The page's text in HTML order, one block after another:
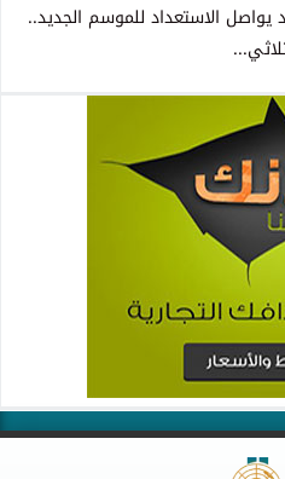
يواصل الاستعداد للموسم الجديد..